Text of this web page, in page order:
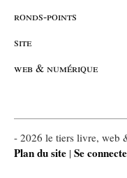
ronds-points
site
web & numérique
- 2026 le tiers livre, web
Plan du site | Se